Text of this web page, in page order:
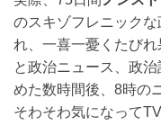
のスキゾフレニック
れ、一喜一憂くたび
と政治ニュース、政
めた数時間後、8時の
そわそわ気になって